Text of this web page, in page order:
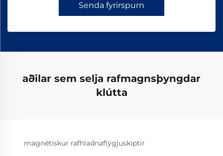
Senda fyrirspurn
aðilar sem selja rafmagnsþyngdar
klútta
magnétískur rafhladnaflýgjuskiptir